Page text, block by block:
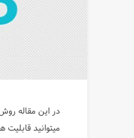
در این مقاله
میتوانید